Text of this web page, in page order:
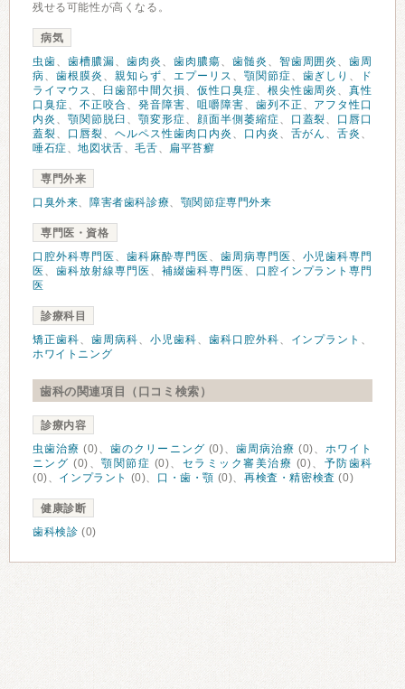
残せる可能性が高くなる。
病気
虫歯、 歯槽膿漏、 歯肉炎 、 歯肉膿瘍、 歯髄炎 、 智歯周囲炎 、歯周
病、 歯根膜炎 、 親知らず、 エプーリス 、 顎関節症、 歯ぎしり 、
ド
ライマウス 、 臼歯部中間欠損 、 仮性口臭症、 根尖性歯周炎 、真性
口臭症、 不正咬合、 発音障害、 咀嚼障害、 歯列不正 、 アフタ性口
内炎 、 顎関節脱臼 、 顎変形症、 顔面半側萎縮症、 口蓋裂、 口唇口
蓋裂、 口唇裂、 ヘルペス性歯肉口内炎 、 口内炎 、 舌がん 、舌炎 、
唾石症、地図状舌、毛舌、 扁平苔癬
専門外来
口臭外来、 障害者歯科診療、 顎関節症専門外来
専門医・資格
口腔外科専門医 、 歯科麻酔専門医 、 歯周病専門医 、 小児歯科専門
医 、 歯科放射線専門医 、 補綴歯科専門医 、 口腔インプラント専門
医
診療科目
矯正歯科、 歯周病科、 小児歯科、 歯科口腔外科、 インプラント 、
ホワイトニング
歯科の関連項目（口コミ検索）
診療内容
虫歯治療 (0)、歯のクリーニング (0)、 歯周病治療 (0)、ホワイト
ニング (0)、顎関節症 (0)、 セラミック審美治療 (0)、 予防歯科
(0)、 インプラント (0)、 口・歯・顎 (0)、再検査・精密検査 (0)
健康診断
歯科検診 (0)